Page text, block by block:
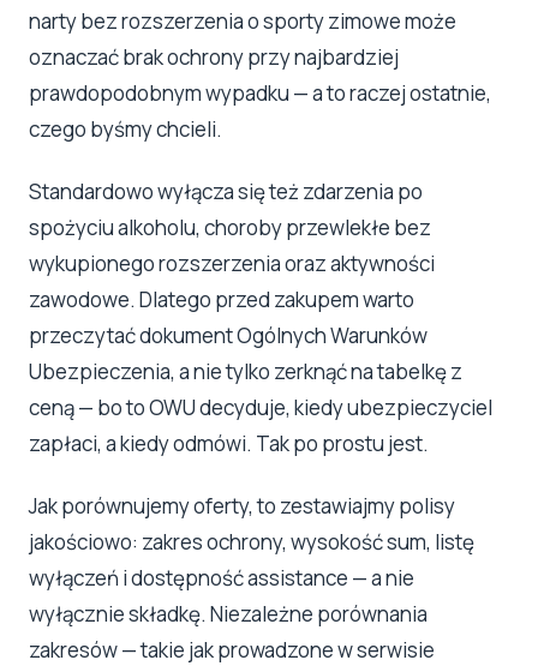
narty bez rozszerzenia o sporty zimowe może
oznaczać brak ochrony przy najbardziej
prawdopodobnym wypadku — a to raczej ostatnie,
czego byśmy chcieli.
Standardowo wyłącza się też zdarzenia po
spożyciu alkoholu, choroby przewlekłe bez
wykupionego rozszerzenia oraz aktywności
zawodowe. Dlatego przed zakupem warto
przeczytać dokument Ogólnych Warunków
Ubezpieczenia, a nie tylko zerknąć na tabelkę z
ceną — bo to OWU decyduje, kiedy ubezpieczyciel
zapłaci, a kiedy odmówi. Tak po prostu jest.
Jak porównujemy oferty, to zestawiajmy polisy
jakościowo: zakres ochrony, wysokość sum, listę
wyłączeń i dostępność assistance — a nie
wyłącznie składkę. Niezależne porównania
zakresów — takie jak prowadzone w serwisie